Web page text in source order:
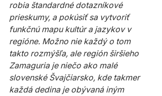
robia štandardné dotazníkové
prieskumy, a pokúsiť sa vytvoriť
funkčnú mapu kultúr a jazykov v
regióne. Možno nie každý o tom
takto rozmýšľa, ale región širšieho
Zamaguria je niečo ako malé
slovenské Švajčiarsko, kde takmer
každá dedina je obývaná iným